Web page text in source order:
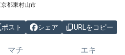
都東村山市
ポスト シェア URLをコピー
マチ エキ